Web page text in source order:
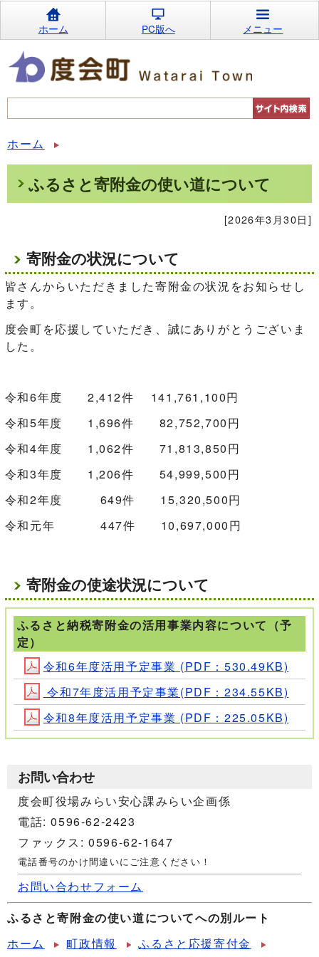
ホーム PC版へ メニュー
ホーム
ふるさと寄附金の使い道について
[2026年3月30日]
寄附金の状況について
皆さんからいただきました寄附金の状況をお知らせし
ます。
度会町を応援していただき、誠にありがとうございま
した。
令和6年度 2,412件 141,761,100円
令和5年度 1,696件 82,752,700円
令和4年度 1,062件 71,813,850円
令和3年度 1,206件 54,999,500円
令和2年度 649件 15,320,500円
令和元年 447件 10,697,000円
寄附金の使途状況について
ふるさと納税寄附金の活用事業内容について（予
定）
令和6年度活用予定事業 (PDF：530.49KB)
令和7年度活用予定事業(PDF：234.55KB)
令和8年度活用予定事業 (PDF：225.05KB)
お問い合わせ
度会町役場みらい安心課みらい企画係
電話: 0596-62-2423
ファックス: 0596-62-1647
電話番号のかけ間違いにご注意ください！
お問い合わせフォーム
ふるさと寄附金の使い道についてへの別ルート
ホーム
町政情報
ふるさと応援寄付金